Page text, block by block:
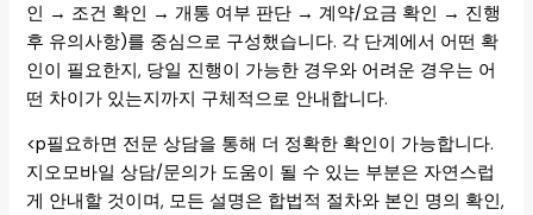
인 → 조건 확인 → 개통 여부 판단 → 계약/요금 확인 → 진행
후 유의사항)를 중심으로 구성했습니다. 각 단계에서 어떤 확
인이 필요한지, 당일 진행이 가능한 경우와 어려운 경우는 어
떤 차이가 있는지까지 구체적으로 안내합니다.
<p필요하면 전문 상담을 통해 더 정확한 확인이 가능합니다.
지오모바일 상담/문의가 도움이 될 수 있는 부분은 자연스럽
게 안내할 것이며, 모든 설명은 합법적 절차와 본인 명의 확인,